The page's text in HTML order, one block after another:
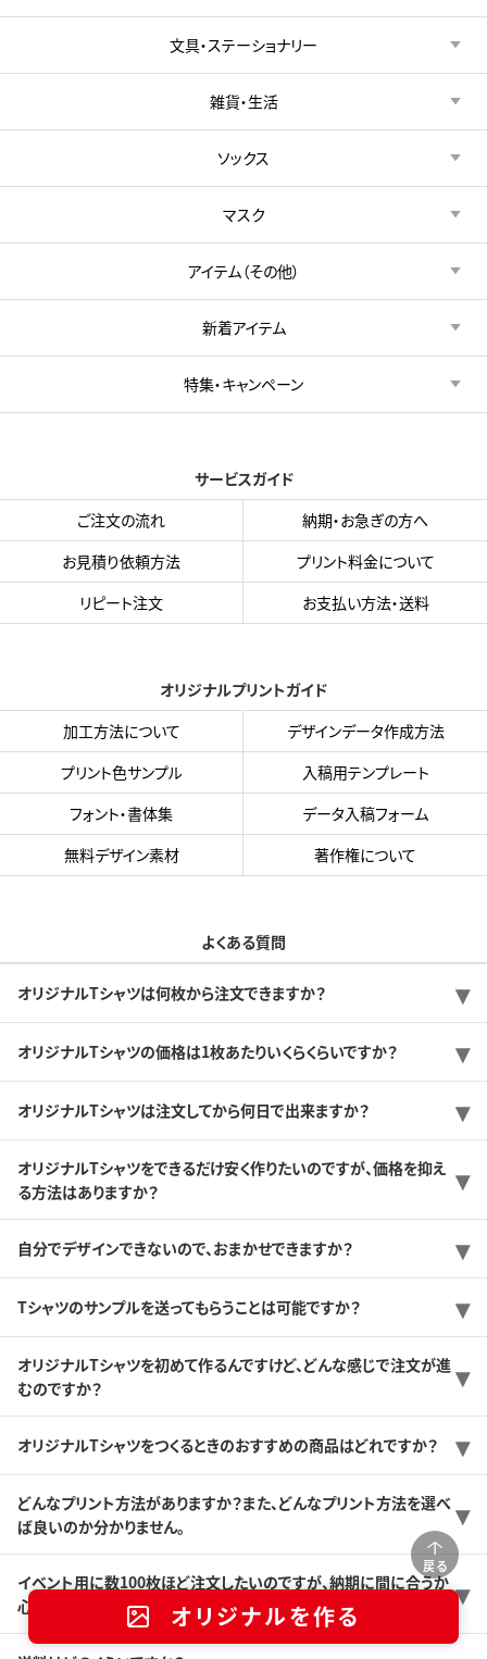
戻る
オリジナルを作る
文具・ステーショナリー
雑貨・生活
ソックス
マスク
アイテム（その他）
新着アイテム
特集・キャンペーン
サービスガイド
ご注文の流れ
納期・お急ぎの方へ
お見積り依頼方法
プリント料金について
リピート注文
お支払い方法・送料
オリジナルプリントガイド
加工方法について
デザインデータ作成方法
プリント色サンプル
入稿用テンプレート
フォント・書体集
データ入稿フォーム
無料デザイン素材
著作権について
よくある質問
オリジナルTシャツは何枚から注文できますか？
オリジナルTシャツの価格は1枚あたりいくらくらいですか？
オリジナルTシャツは注文してから何日で出来ますか？
オリジナルTシャツをできるだけ安く作りたいのですが、価格を抑え
る方法はありますか？
自分でデザインできないので、おまかせできますか？
Tシャツのサンプルを送ってもらうことは可能ですか？
オリジナルTシャツを初めて作るんですけど、どんな感じで注文が進
むのですか？
オリジナルTシャツをつくるときのおすすめの商品はどれですか？
どんなプリント方法がありますか？また、どんなプリント方法を選べ
ば良いのか分かりません。
イベント用に数100枚ほど注文したいのですが、納期に間に合うか
心配です。